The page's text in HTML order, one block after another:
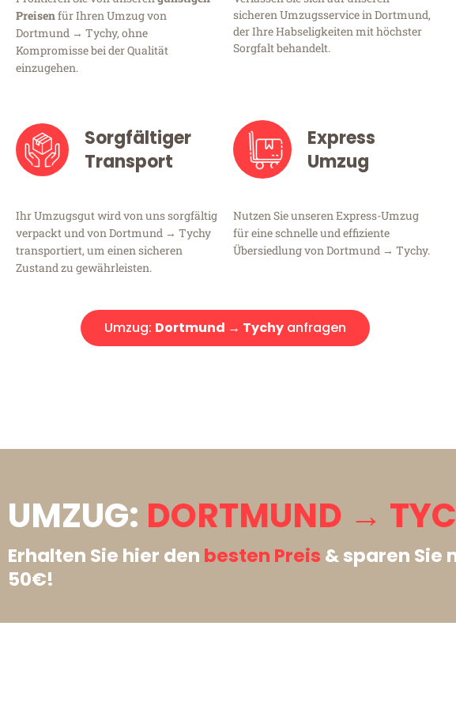
Preisenfür Ihren Umzug von
Dortmund → Tychy, ohne
Kompromisse bei der Qualität
einzugehen.
sicheren Umzugsservice in Dortmund,
der Ihre Habseligkeiten mit höchster
Sorgfalt behandelt.
Sorgfältiger
Transport
Ihr Umzugsgut wird von uns sorgfältig
verpackt und von Dortmund → Tychy
transportiert, um einen sicheren
Zustand zu gewährleisten.
Express
Umzug
Nutzen Sie unseren Express-Umzug
für eine schnelle und effiziente
Übersiedlung von Dortmund → Tychy.
Umzug: Dortmund → Tychy anfragen
UMZUG: DORTMUND →
Erhalten Sie hier den besten Preis & sparen Sie
50€!